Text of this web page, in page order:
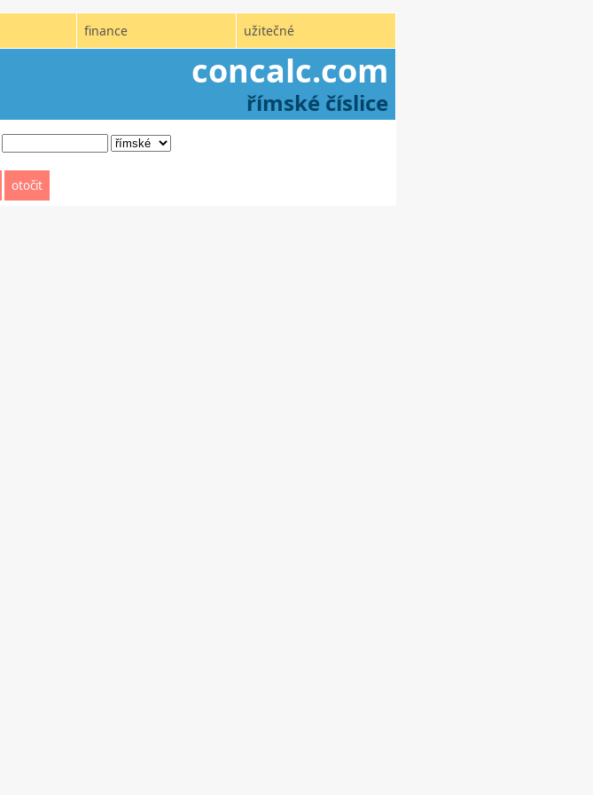
finance užitečné
concalc.com
římské číslice